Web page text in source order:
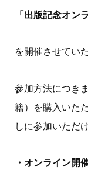
「出版記念オン
を開催させてい
参加方法につき
籍）を購入いた
しに参加いただ
・オンライン開